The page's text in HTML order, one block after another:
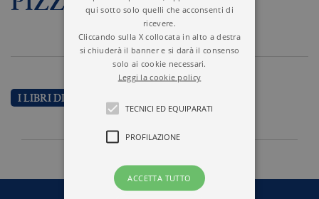
I LIBRI DI AGLAE PIZZONE
qui sotto solo quelli che acconsenti di
ricevere.
Cliccando sulla X collocata in alto a destra
si chiuderà il banner e si darà il consenso
solo ai cookie necessari.
Leggi la cookie policy
TECNICI ED EQUIPARATI
PROFILAZIONE
ACCETTA TUTTO